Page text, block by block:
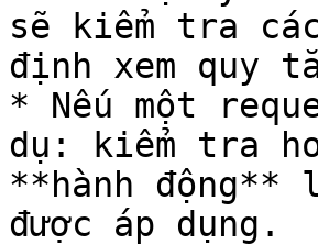
sẽ kiểm tra
định xem quy
* Nếu một
dụ: kiểm tra
**hành động**
được áp dụng.